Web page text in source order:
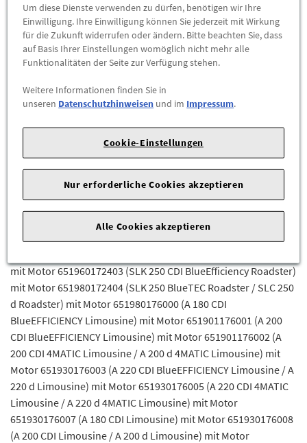
117301 (CLA 200 CDI Coupé) mit Motor 651901117302 (CLA 200
CDI 4MATIC Coupé / CLA 200 d 4MATIC Coupé) mit Motor
651930117303 (CLA 220 CDI Coupé / CLA 220 d Coupé) mit
4MATIC Coupé) mit Motor 651930117308 (CLA 200 CDI Coupé /
CLA 200 d Coupé) mit Motor 651930117902 (CLA 200 CDI/D 4-
651930117905 (CLA 220 CDI/D 4-MATIC) mit Motor
651930117908 (CLA 200 CDI) mit Motor 651930156902 (GLA 200
CDI 4MATIC / GLA 200 d 4MATIC) mit Motor 651930156903 (GLA
220 CDI / GLA 220 d) mit Motor 651930156905 (GLA 220 CDI
CDI / GLA 200 d) mit Motor 651930166003 (ML/GLE 250 CDI/D
4MATIC) mit Motor 651960166004 (ML/GLE 250 BLUETEC/D
mit Motor 651960172403 (SLK 250 CDI BlueEfficiency Roadster)
mit Motor 651980172404 (SLK 250 BlueTEC Roadster / SLC 250
d Roadster) mit Motor 651980176000 (A 180 CDI
BlueEFFICIENCY Limousine) mit Motor 651901176001 (A 200
CDI BlueEFFICIENCY Limousine) mit Motor 651901176002 (A
200 CDI 4MATIC Limousine / A 200 d 4MATIC Limousine) mit
Motor 651930176003 (A 220 CDI BlueEFFICIENCY Limousine / A
220 d Limousine) mit Motor 651930176005 (A 220 CDI 4MATIC
Limousine / A 220 d 4MATIC Limousine) mit Motor
651930176007 (A 180 CDI Limousine) mit Motor 651930176008
(A 200 CDI Limousine / A 200 d Limousine) mit Motor
Um diese Dienste verwenden zu dürfen, benötigen wir Ihre
Einwilligung. Ihre Einwilligung können Sie jederzeit mit Wirkung
für die Zukunft widerrufen oder ändern. Bitte beachten Sie, dass
auf Basis Ihrer Einstellungen womöglich nicht mehr alle
Funktionalitäten der Seite zur Verfügung stehen.
Weitere Informationen finden Sie in
unseren Datenschutzhinweisen und im Impressum.
Cookie-Einstellungen
Nur erforderliche Cookies akzeptieren
Alle Cookies akzeptieren